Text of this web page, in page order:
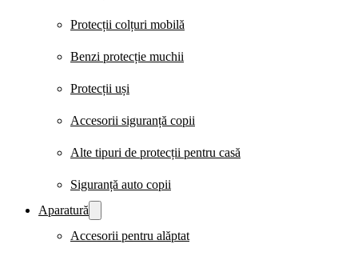
Protecții colțuri mobilă
Benzi protecție muchii
Protecții uși
Accesorii siguranță copii
Alte tipuri de protecții pentru casă
Siguranță auto copii
Aparatură
Accesorii pentru alăptat